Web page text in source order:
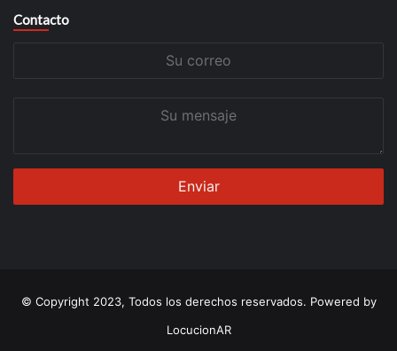
Contacto
© Copyright 2023, Todos los derechos reservados. Powered by
LocucionAR